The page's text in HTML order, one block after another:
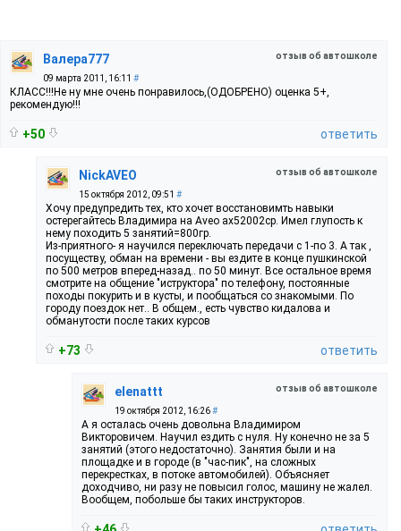
отзыв об автошколе
Валера777
09 марта 2011, 16:11 #
КЛАСС!!!Не ну мне очень понравилось,(ОДОБРЕНО) оценка 5+,
рекомендую!!!
+50 ответить
отзыв об автошколе
NickAVEO
15 октября 2012, 09:51 #
Хочу предупредить тех, кто хочет восстановимть навыки
остерегайтесь Владимира на Aveo ах52002ср. Имел глупость к
нему походить 5 занятий=800гр.
Из-приятного- я научился переключать передачи с 1-по 3. А так ,
посуществу, обман на времени - вы ездите в конце пушкинской
по 500 метров вперед-назад.. по 50 минут. Все остальное время
смотрите на общение "иструктора" по телефону, постоянные
походы покурить и в кусты, и пообщаться со знакомыми. По
городу поездок нет.. В общем., есть чувство кидалова и
обманутости после таких курсов
+73 ответить
отзыв об автошколе
elenattt
19 октября 2012, 16:26#
А я осталась очень довольна Владимиром
Викторовичем. Научил ездить с нуля. Ну конечно не за 5
занятий (этого недостаточно). Занятия были и на
площадке и в городе (в "час-пик", на сложных
перекрестках, в потоке автомобилей). Объясняет
доходчиво, ни разу не повысил голос, машину не жалел.
Вообщем, побольше бы таких инструкторов.